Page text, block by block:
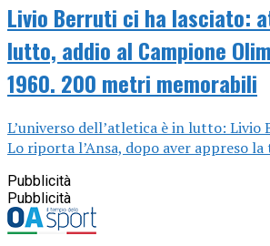
Livio Berruti ci ha lasciato:
lutto, addio al Campione
1960. 200 metri memorabili
L’universo dell’atletica è in lutto: Livio
Lo riporta l’Ansa, dopo aver appreso
Pubblicità
Pubblicità